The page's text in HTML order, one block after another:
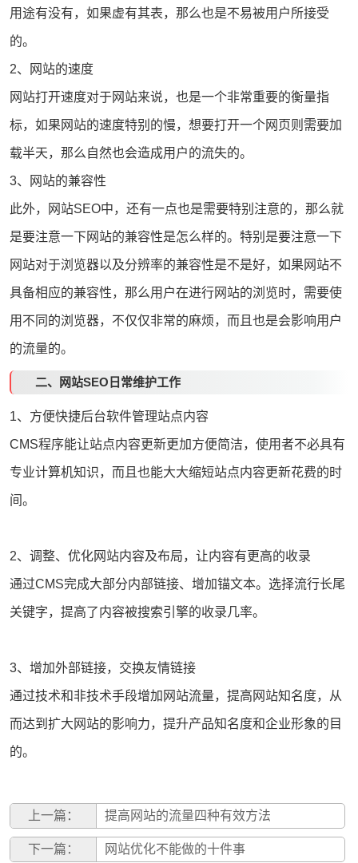
用途有没有，如果虚有其表，那么也是不易被用户所接受
的。
2、网站的速度
网站打开速度对于网站来说，也是一个非常重要的衡量指
标，如果网站的速度特别的慢，想要打开一个网页则需要加
载半天，那么自然也会造成用户的流失的。
3、网站的兼容性
此外，网站SEO中，还有一点也是需要特别注意的，那么就
是要注意一下网站的兼容性是怎么样的。特别是要注意一下
网站对于浏览器以及分辨率的兼容性是不是好，如果网站不
具备相应的兼容性，那么用户在进行网站的浏览时，需要使
用不同的浏览器，不仅仅非常的麻烦，而且也是会影响用户
的流量的。
二、网站SEO日常维护工作
1、方便快捷后台软件管理站点内容
CMS程序能让站点内容更新更加方便简洁，使用者不必具有
专业计算机知识，而且也能大大缩短站点内容更新花费的时
间。
2、调整、优化网站内容及布局，让内容有更高的收录
通过CMS完成大部分内部链接、增加锚文本。选择流行长尾
关键字，提高了内容被搜索引擎的收录几率。
3、增加外部链接，交换友情链接
通过技术和非技术手段增加 网站流量，提高网站知名度，从
而达到扩大网站的影响力，提升产品知名度和企业形象的目
的。
上一篇： 提高网站的流量四种有效方法
下一篇： 网站优化不能做的十件事